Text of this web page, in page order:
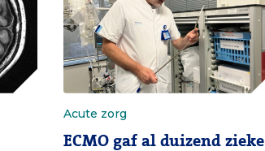
Acute zorg
ECMO gaf al duizend zieke